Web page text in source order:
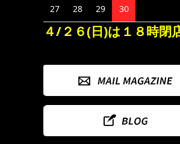
27 28 29 30
４/２６(日)は１８時閉